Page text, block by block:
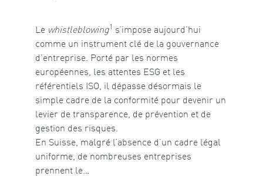
Le whistleblowing1 s’impose aujourd’hui
comme un instrument clé de la gouvernance
d’entreprise. Porté par les normes
européennes, les attentes ESG et les
référentiels ISO, il dépasse désormais le
simple cadre de la conformité pour devenir un
levier de transparence, de prévention et de
gestion des risques.
En Suisse, malgré l’absence d’un cadre légal
uniforme, de nombreuses entreprises
prennent le…